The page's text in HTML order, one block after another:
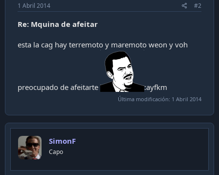
1 Abril 2014 #2
Re: Mquina de afeitar
esta la cag hay terremoto y maremoto weon y voh
preocupado de afeitarte :ayfkm
Última modificación: 1 Abril 2014
SimonF
Capo